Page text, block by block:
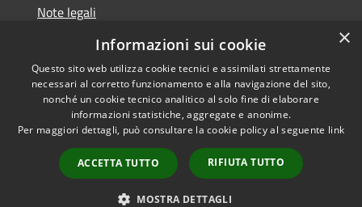
Note legali
Dichiarazione di accessibilità
Accessibilità
Copyright © 2026 • Comune di
Gaggiano • Powered by
Municipium•
Accesso
redazione
×
Informazioni sui cookie
Questo sito web utilizza cookie tecnici e assimilati strettamente
necessari al corretto funzionamento e alla navigazione del sito,
nonché un cookie tecnico analitico al solo fine di elaborare
informazioni statistiche, aggregate e anonime.
Per maggiori dettagli, può consultare la cookie policy al seguente link
ACCETTA TUTTO RIFIUTA TUTTO
MOSTRA DETTAGLI